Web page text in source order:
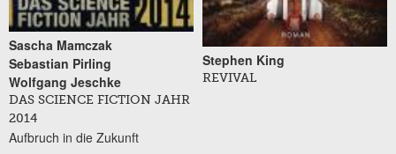
Sascha Mamczak
Sebastian Pirling
Wolfgang Jeschke
DAS SCIENCE FICTION JAHR
2014
Aufbruch in die Zukunft
Stephen King
REVIVAL